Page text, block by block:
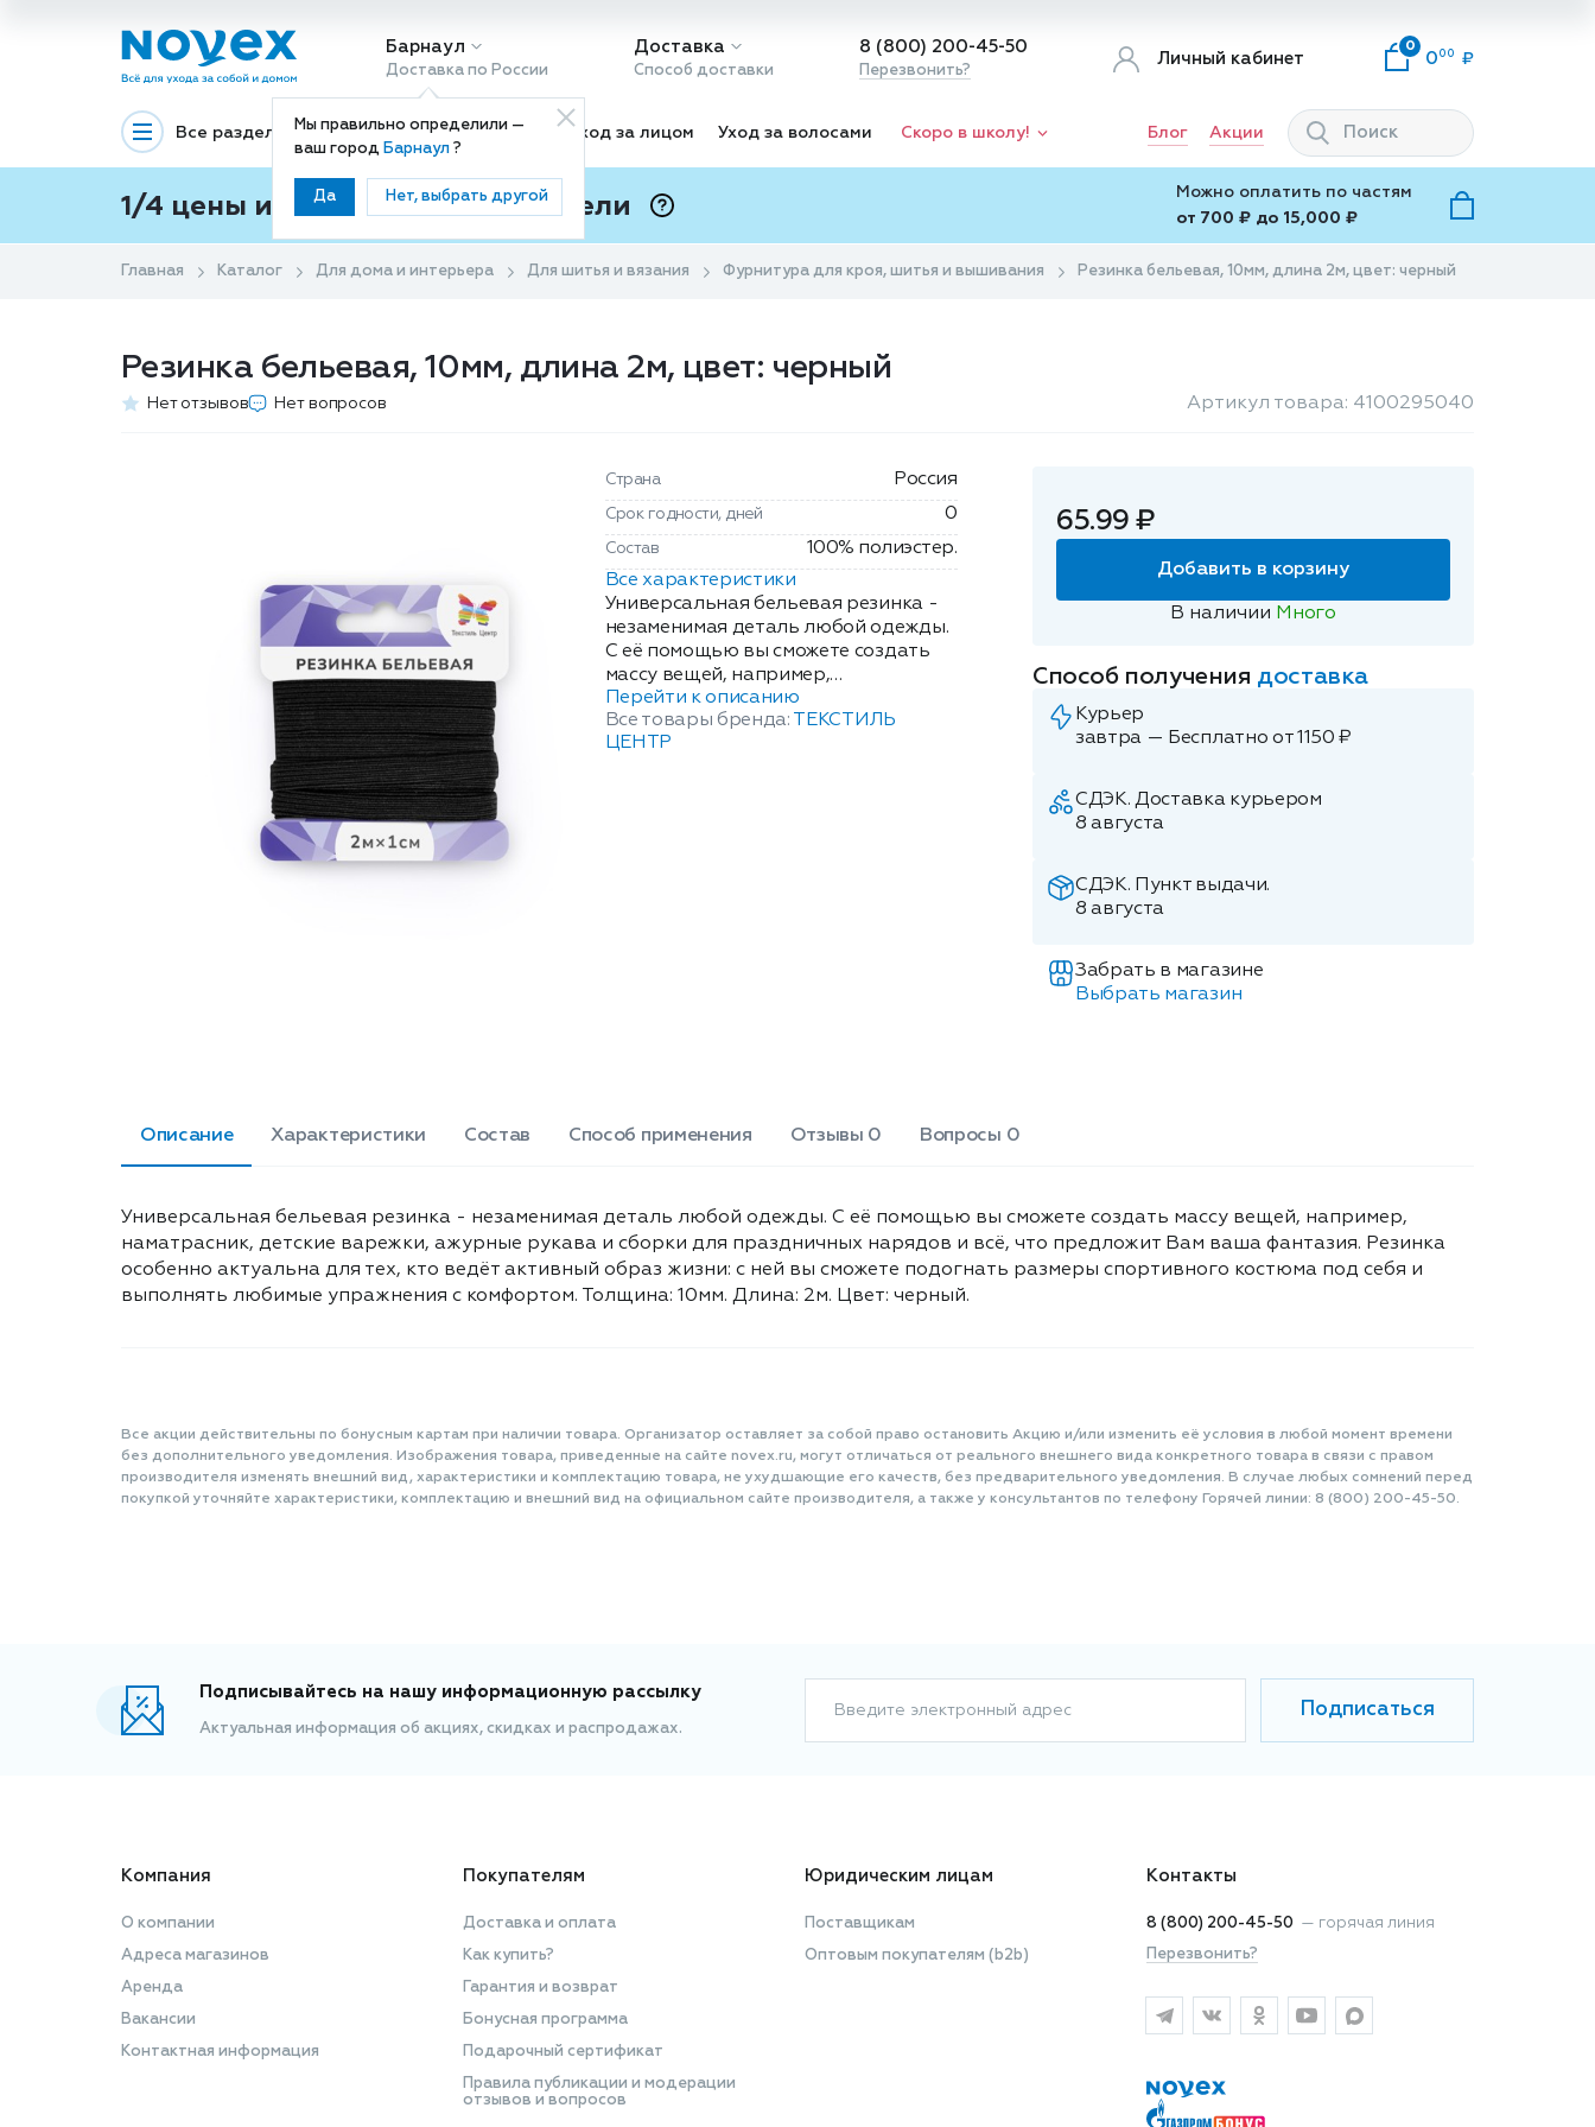
Барнаул
Доставка по России
Мы правильно определили —
ваш город Барнаул?
Да Нет, выбрать другой
Доставка
Способ доставки
8 (800) 200-45-50
Перезвонить?
Личный кабинет
0
0 00
Все разделы Декоративная косметика Уход за лицом Уход за волосами Скоро в школу! Блог Акции
1/4 цены и покупки ваши с Подели
Можно оплатить по частям
от 700 ₽ до 15,000 ₽
Главная Каталог Для дома и интерьера Для шитья и вязания Фурнитура для кроя, шитья и вышивания Резинка бельевая, 10мм, длина 2м, цвет: черный
Резинка бельевая, 10мм, длина 2м, цвет: черный
Нет отзывов Нет вопросов Артикул товара: 4100295040
Страна Россия
Срок годности, дней 0
Состав
100% полиэстер.
Все характеристики
Универсальная бельевая резинка -
незаменимая деталь любой одежды.
С её помощью вы сможете создать
массу вещей, например,
наматрасник, детские варежки,
ажурные рукава и сборки для
праздничных нарядов и всё, что
Перейти к описанию
Все товары бренда:
ТЕКСТИЛЬ
ЦЕНТР
65.99 ₽
Добавить в корзину
В наличии Много
Способ получения доставка
Курьер
завтра — Бесплатно от 1150 ₽
СДЭК. Доставка курьером
8 августа
СДЭК. Пункт выдачи.
8 августа
Забрать в магазине
Выбрать магазин
Описание Характеристики Состав Способ применения Отзывы 0 Вопросы 0
Универсальная бельевая резинка - незаменимая деталь любой одежды. С её помощью вы сможете создать массу вещей, например,
наматрасник, детские варежки, ажурные рукава и сборки для праздничных нарядов и всё, что предложит Вам ваша фантазия. Резинка
особенно актуальна для тех, кто ведёт активный образ жизни: с ней вы сможете подогнать размеры спортивного костюма под себя и
выполнять любимые упражнения с комфортом. Толщина: 10мм. Длина: 2м. Цвет: черный.
Все акции действительны по бонусным картам при наличии товара. Организатор оставляет за собой право остановить Акцию и/или изменить её условия в любой момент времени
без дополнительного уведомления. Изображения товара, приведенные на сайте novex.ru, могут отличаться от реального внешнего вида конкретного товара в связи с правом
производителя изменять внешний вид, характеристики и комплектацию товара, не ухудшающие его качеств, без предварительного уведомления. В случае любых сомнений перед
покупкой уточняйте характеристики, комплектацию и внешний вид на официальном сайте производителя, а также у консультантов по телефону Горячей линии: 8 (800) 200-45-50.
Подписывайтесь на нашу информационную рассылку
Актуальная информация об акциях, скидках и распродажах.
Введите электронный адрес Подписаться
Компания
О компании
Адреса магазинов
Аренда
Вакансии
Контактная информация
Покупателям
Доставка и оплата
Как купить?
Гарантия и возврат
Бонусная программа
Подарочный сертификат
Правила публикации и модерации
отзывов и вопросов
Юридическим лицам
Поставщикам
Оптовым покупателям (b2b)
Контакты
8 (800) 200-45-50 — горячая линия
Перезвонить?